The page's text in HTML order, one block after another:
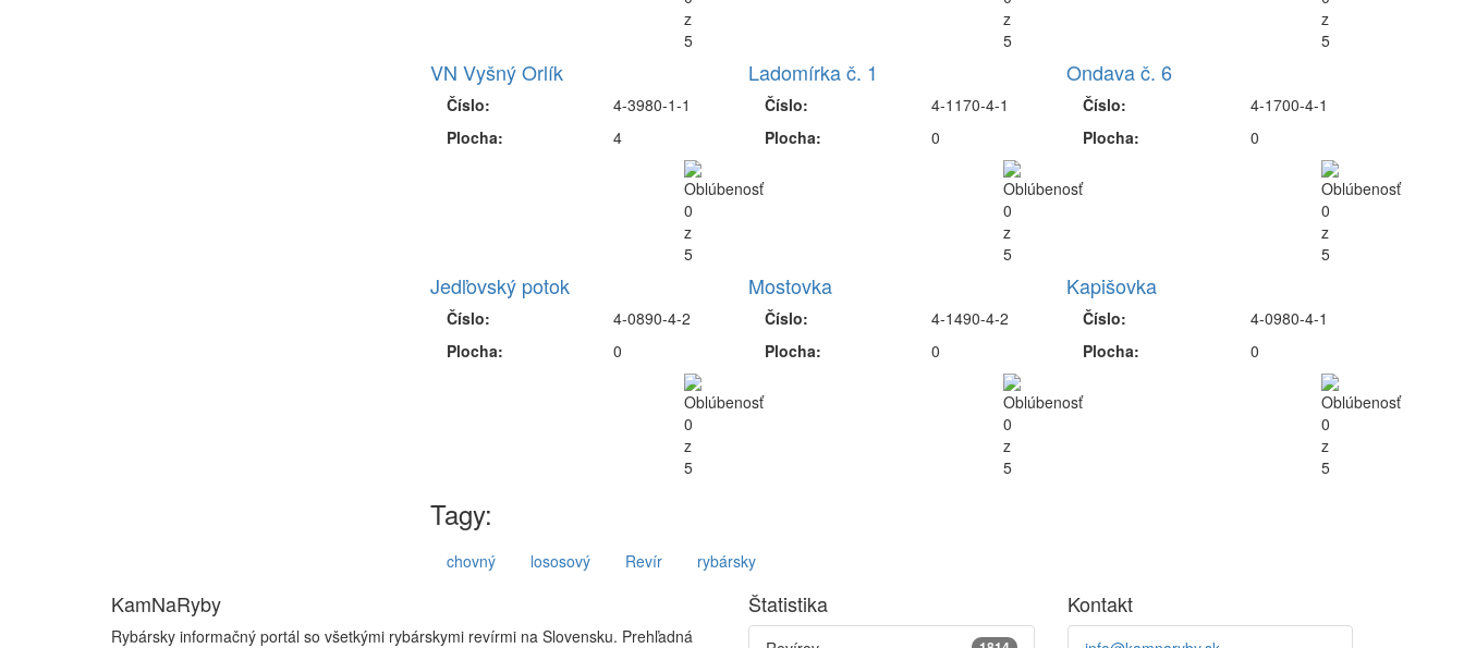
VN Vyšný Orlík
Číslo:
Plocha:
4-3980-1-1
4
Ladomírka č. 1
Číslo:
Plocha:
4-1170-4-1
0
Ondava č. 6
Číslo:
Plocha:
4-1700-4-1
0
Jedľovský potok
Číslo:
Plocha:
4-0890-4-2
0
Mostovka
Číslo:
Plocha:
4-1490-4-2
0
Kapišovka
Číslo:
Plocha:
4-0980-4-1
0
Tagy:
chovný lososový Revír rybársky
KamNaRyby
Rybársky informačný portál so všetkými rybárskymi revírmi na Slovensku. Prehľadná
Štatistika Kontakt